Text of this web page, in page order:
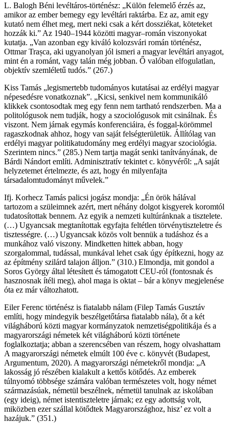
L. Balogh Béni levéltáros-történész: „Külön felemelő érzés az,
amikor az ember bemegy egy levéltári raktárba. Ez az, amit egy
kutató nem élhet meg, mert neki csak a kért dossziékat, köteteket
hozzák ki.” Az 1940–1944 közötti magyar–román viszonyokat
kutatja. „Van azonban egy kiváló kolozsvári román történész,
Ottmar Trașca, aki ugyanolyan jól ismeri a magyar levéltári anyagot,
mint én a románt, vagy talán még jobban. Ő valóban elfogulatlan,
objektív szemléletű tudós.” (267.)
Kiss Tamás „legismertebb tudományos kutatásai az erdélyi magyar
népesedésre vonatkoznak”. „Kicsi, senkivel nem kommunikáló
klikkek csontosodtak meg egy fenn nem tartható rendszerben. Ma a
politológusok nem tudják, hogy a szociológusok mit csinálnak. És
viszont. Nem járnak egymás konferenciáira, és foggal-körömmel
ragaszkodnak ahhoz, hogy van saját felségterületük. Állítólag van
erdélyi magyar politikatudomány meg erdélyi magyar szociológia.
Szerintem nincs.” (285.) Nem tartja magát senki tanítványának, de
Bárdi Nándort említi. Adminisztratív tekintet c. könyvéről: „A saját
helyzetemet értelmezte, és azt, hogy én milyenfajta
társadalomtudományt művelek.”
Ifj. Korhecz Tamás palicsi jogász mondja: „Én örök hálával
tartozom a szüleimnek azért, mert néhány dolgot kisgyerek koromtól
tudatosítottak bennem. Az egyik a nemzeti kultúránknak a tisztelete.
(…) Ugyancsak megtanítottak egyfajta feltétlen törvénytiszteletre és
tisztességre. (…) Ugyancsak közös volt bennük a tudáshoz és a
munkához való viszony. Mindketten hittek abban, hogy
szorgalommal, tudással, munkával lehet csak úgy építkezni, hogy az
az építmény szilárd talajon álljon.” (310.) Elmondja, mit gondol a
Soros György által létesített és támogatott CEU-ról (fontosnak és
hasznosnak ítéli meg), ahol maga is oktat – bár a könyv megjelenése
óta ez már változhatott.
Eiler Ferenc történész is fiatalabb nálam (Filep Tamás Gusztáv
említi, hogy mindegyik beszélgetőtársa fiatalabb nála), őt a két
világháború közti magyar kormányzatok nemzetiségpolitikája és a
magyarországi németek két világháború közti története
foglalkoztatja; abban a szerencsében van részem, hogy olvashattam
A magyarországi németek elmúlt 100 éve c. könyvét (Budapest,
Argumentum, 2020). A magyarországi németekről mondja: „A
lakosság jó részében kialakult a kettős kötődés. Az emberek
túlnyomó többsége számára valóban természetes volt, hogy német
származásúak, németül beszélnek, németül tanulnak az iskolában
(egy ideig), német istentiszteletre járnak; ez egy adottság volt,
miközben ezer szállal kötődtek Magyarországhoz, hisz’ ez volt a
hazájuk.” (351.)